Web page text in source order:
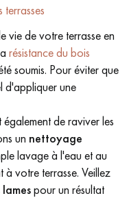
vie de votre terrasse en
résistance du bois
soumis. Pour éviter que
d'appliquer une
également de raviver les
un nettoyage
lavage à l'eau et au
votre terrasse. Veillez
pour un résultat